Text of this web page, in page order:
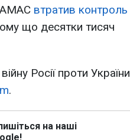
втратив контроль
що десятки тисяч
Росії проти України
.
на наші